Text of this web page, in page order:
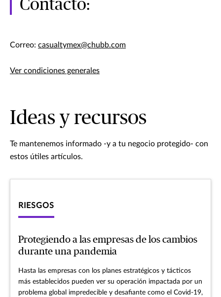
Contacto:
Correo: casualtymex@chubb.com
Ver condiciones generales
Ideas y recursos
Te mantenemos informado -y a tu negocio protegido- con
estos útiles artículos.
RIESGOS
Protegiendo a las empresas de los cambios
durante una pandemia
Hasta las empresas con los planes estratégicos y tácticos
más establecidos pueden ver su operación impactada por un
problema global impredecible y desafiante como el Covid-19,